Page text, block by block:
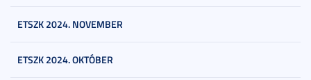
ETSZK 2024. NOVEMBER
ETSZK 2024. OKTÓBER